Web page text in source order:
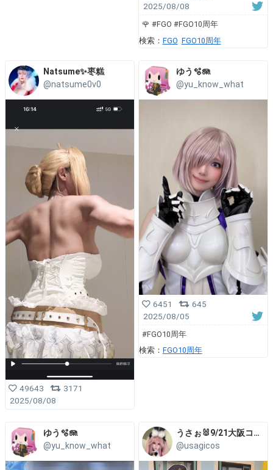
2025/08/08
🌹 #FGO #FGO10周年
検索： FGO FGO10周年
Natsume✨枣糕
@natsume0v0
49643
3171
2025/08/08
ゆう🫧🪼
@yu_know_what
6451
645
2025/08/05
#FGO10周年
検索： FGO10周年
ゆう🫧🪼
@yu_know_what
うさぉ🐰9/21大阪コスコン
@usagicos